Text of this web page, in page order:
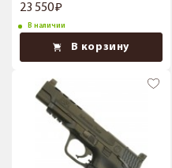
23 550
В наличии
В корзину